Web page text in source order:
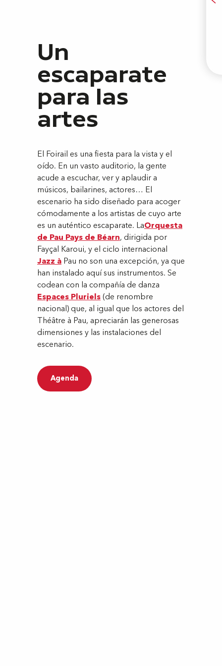
Un
escaparate
para las
artes
El Foirail es una fiesta para la vista y el
oído. En un vasto auditorio, la gente
acude a escuchar, ver y aplaudir a
músicos, bailarines, actores… El
escenario ha sido diseñado para acoger
cómodamente a los artistas de cuyo arte
es un auténtico escaparate. LaOrquesta
de Pau Pays de Béarn, dirigida por
Fayçal Karoui, y el ciclo internacional
Jazz à Pau no son una excepción, ya que
han instalado aquí sus instrumentos. Se
codean con la compañía de danza
Espaces Pluriels(de renombre
nacional) que, al igual que los actores del
Théâtre à Pau, apreciarán las generosas
dimensiones y las instalaciones del
escenario.
Agenda